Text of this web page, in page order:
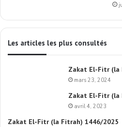
Les articles les plus consultés
Zakat El-Fitr (la
mars 23, 2024
Zakat El-Fitr (la
avril 4, 2023
Zakat El-Fitr (la Fitrah) 1446/2025